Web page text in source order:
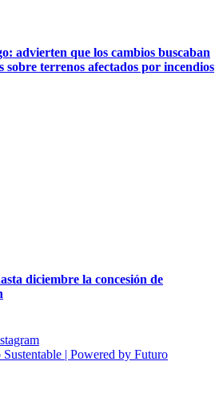
advierten que los cambios buscaban
sobre terrenos afectados por incendios
diciembre la concesión de
| Powered by Futuro